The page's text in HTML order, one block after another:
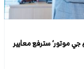
جي موتور‘ سترفع معايير